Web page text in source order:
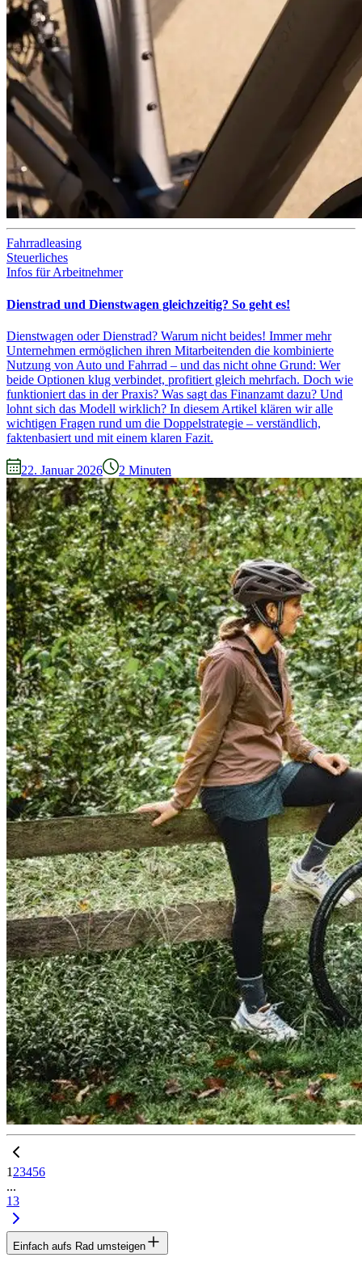
Fahrradleasing
Steuerliches
Infos für Arbeitnehmer
Dienstrad und Dienstwagen gleichzeitig? So geht es!
Dienstwagen oder Dienstrad? Warum nicht beides! Immer mehr
Unternehmen ermöglichen ihren Mitarbeitenden die kombinierte
Nutzung von Auto und Fahrrad – und das nicht ohne Grund: Wer
beide Optionen klug verbindet, profitiert gleich mehrfach. Doch wie
funktioniert das in der Praxis? Was sagt das Finanzamt dazu? Und
lohnt sich das Modell wirklich? In diesem Artikel klären wir alle
wichtigen Fragen rund um die Doppelstrategie – verständlich,
faktenbasiert und mit einem klaren Fazit.
22. Januar 2026 2 Minuten
1 23456
...
13
Einfach aufs Rad umsteigen